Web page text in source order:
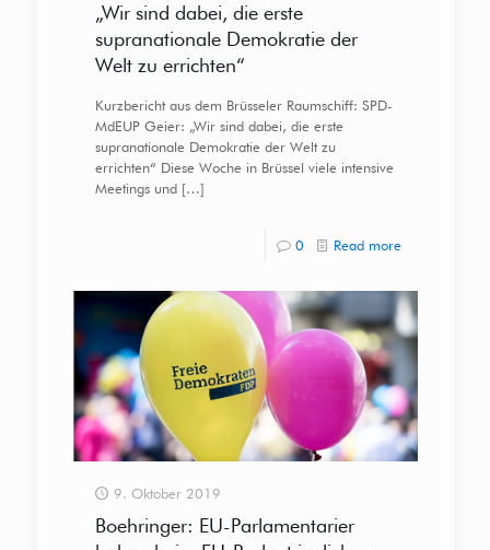
„Wir sind dabei, die erste
supranationale Demokratie der
Welt zu errichten“
Kurzbericht aus dem Brüsseler Raumschiff: SPD-
MdEUP Geier: „Wir sind dabei, die erste
supranationale Demokratie der Welt zu
errichten“ Diese Woche in Brüssel viele intensive
Meetings und[…]
0 Read more
9. Oktober 2019
Boehringer: EU-Parlamentarier